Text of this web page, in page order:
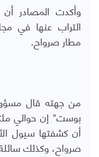
وأكدت المصادر
التراب عنها في
مطار صرواح.
من جهته قال
بوست" إن حوالي
أن كشفتها سيول
صرواح، وكذلك